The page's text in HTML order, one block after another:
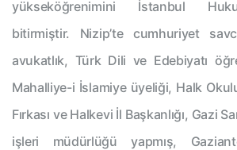
yükseköğrenimini İstanbul
bitirmiştir. Nizip’te cumhuriyet
avukatlık, Türk Dili ve Edebiyatı
Mahalliye-i İslamiye üyeliği, Halk
Fırkası ve Halkevi İl Başkanlığı, Gazi
işleri müdürlüğü yapmış,